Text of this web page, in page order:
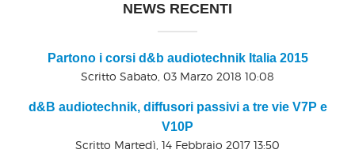
NEWS RECENTI
Partono i corsi d&b audiotechnik Italia 2015
Scritto Sabato, 03 Marzo 2018 10:08
d&B audiotechnik, diffusori passivi a tre vie V7P e
V10P
Scritto Martedì, 14 Febbraio 2017 13:50